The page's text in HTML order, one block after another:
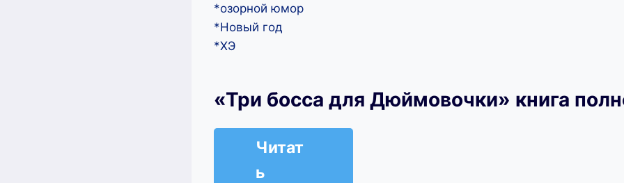
*озорной юмор
*Новый год
*ХЭ
«Три босса для Дюймовочки» книга
Читат
ь